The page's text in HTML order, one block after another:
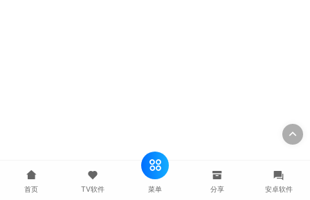
首页 TV软件 菜单 分享 安卓软件